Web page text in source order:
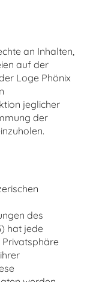
an Inhalten,
auf der
Loge Phönix
jeglicher
der
des
hat jede
Privatsphäre